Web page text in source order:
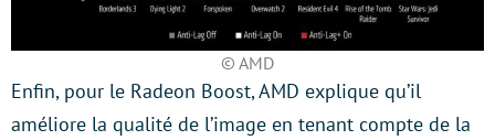
© AMD
Enfin, pour le Radeon Boost, AMD explique qu’il
améliore la qualité de l’image en tenant compte de la